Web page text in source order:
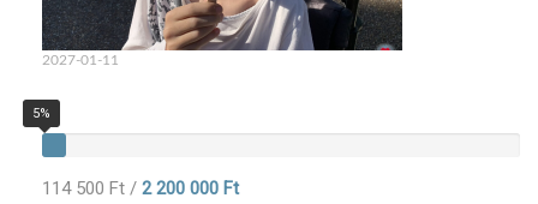
2027-01-11
5%
114 500 Ft / 2 200 000 Ft